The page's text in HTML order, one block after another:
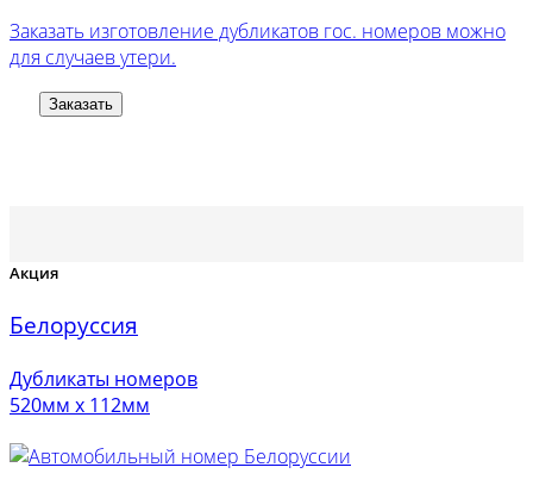
Заказать изготовление дубликатов гос. номеров можно
для случаев утери.
Заказать
Акция
Белоруссия
Дубликаты номеров
520мм х 112мм